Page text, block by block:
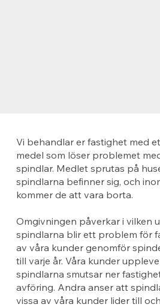
Vi behandlar er fastighet med
medel som löser problemet
spindlar. Medlet sprutas på
spindlarna befinner sig, och
kommer de att vara borta.
Omgivningen påverkar i vilken
spindlarna blir ett problem för
av våra kunder genomför
till varje år. Våra kunder
spindlarna smutsar ner
avföring. Andra anser att
vissa av våra kunder lider till